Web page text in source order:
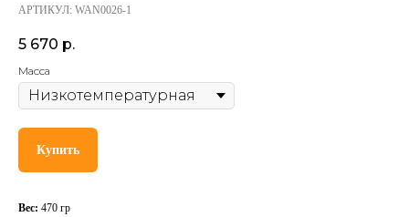
АРТИКУЛ: WAN0026-1
5 670 р.
Масса
Купить
Вес: 470 гр